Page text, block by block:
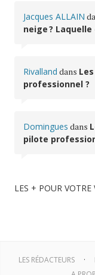
Jacques ALLAIN
neige ?
Rivalland dans
professionnel ?
Domingues dans
pilote
LES + POUR VOTRE
LES RÉDACTEURS